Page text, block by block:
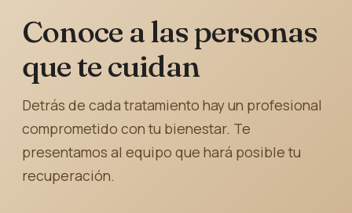
Conoce a las personas
que te cuidan
Detrás de cada tratamiento hay un profesional
comprometido con tu bienestar. Te
presentamos al equipo que hará posible tu
recuperación.